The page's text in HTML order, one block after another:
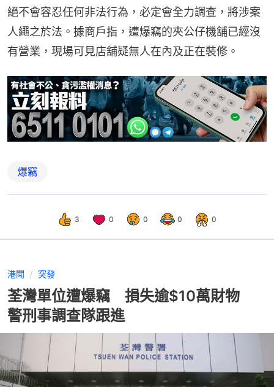
絕不會容忍任何非法行為，必定會全力調查，將涉案
人繩之於法。據商戶指，遭爆竊的夾公仔機舖已經沒
有營業，現場可見店舖疑無人在內及正在裝修。
爆竊
3 0 0 0 0
港聞 突發
荃灣單位遭爆竊 損失逾$10萬財物
警刑事調查隊跟進